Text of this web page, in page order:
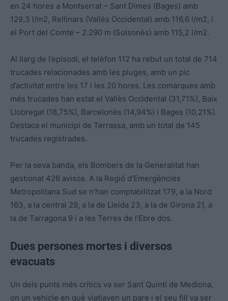
en 24 hores a Montserrat – Sant Dimes (Bages) amb
129,3 l/m2, Rellinars (Vallès Occidental) amb 116,6 l/m2, i
el Port del Comte – 2.290 m (Solsonès) amb 115,2 l/m2.
Al llarg de l’episodi, el telèfon 112 ha rebut un total de 714
trucades relacionades amb les pluges, amb un pic
d’activitat entre les 17 i les 20 hores. Les comarques amb
més trucades han estat el Vallès Occidental (31,71%), Baix
Llobregat (18,75%), Barcelonès (14,94%) i Bages (10,21%).
Destaca el municipi de Terrassa, amb un total de 145
trucades registrades.
Per la seva banda, els Bombers de la Generalitat han
gestionat 426 avisos. A la Regió d’Emergències
Metropolitana Sud se n’han comptabilitzat 179, a la Nord
163, a la central 29, a la de Lleida 23, a la de Girona 21, a
la de Tarragona 9 i a les Terres de l’Ebre dos.
Dues persones mortes i diversos
evacuats
Un dels punts més crítics va ser Sant Quintí de Mediona,
on un vehicle en què viatjaven un pare i el seu fill va ser